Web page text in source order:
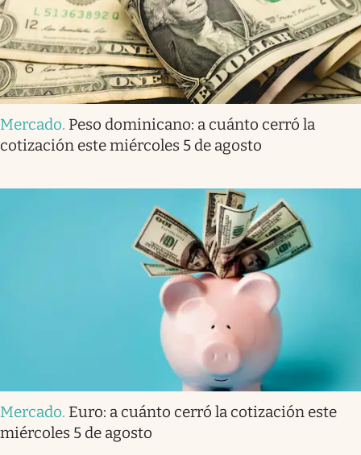
Mercado. Peso dominicano: a cuánto cerró la
cotización este miércoles 5 de agosto
Mercado. Euro: a cuánto cerró la cotización este
miércoles 5 de agosto